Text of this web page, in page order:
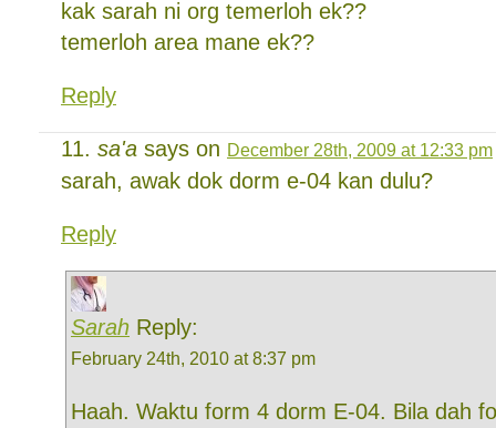
kak sarah ni org temerloh ek??
temerloh area mane ek??
Reply
sa'a says on December 28th, 2009 at 12:33 pm
sarah, awak dok dorm e-04 kan dulu?
Reply
Sarah Reply:
February 24th, 2010 at 8:37 pm
Haah. Waktu form 4 dorm E-04. Bila dah